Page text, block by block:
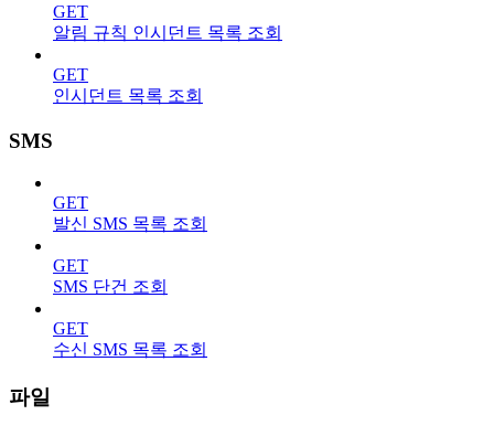
GET
알림 규칙 인시던트 목록 조회
GET
인시던트 목록 조회
SMS
GET
발신 SMS 목록 조회
GET
SMS 단건 조회
GET
수신 SMS 목록 조회
파일